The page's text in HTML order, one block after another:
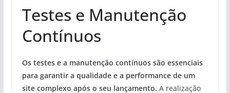
Testes e Manutenção
Contínuos
Os testes e a manutenção contínuos são essenciais
para garantir a qualidade e a performance de um
site complexo após o seu lançamento. A realização